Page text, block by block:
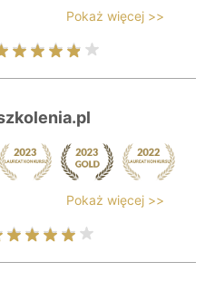
Pokaż więcej >>
Pokaż więcej >>